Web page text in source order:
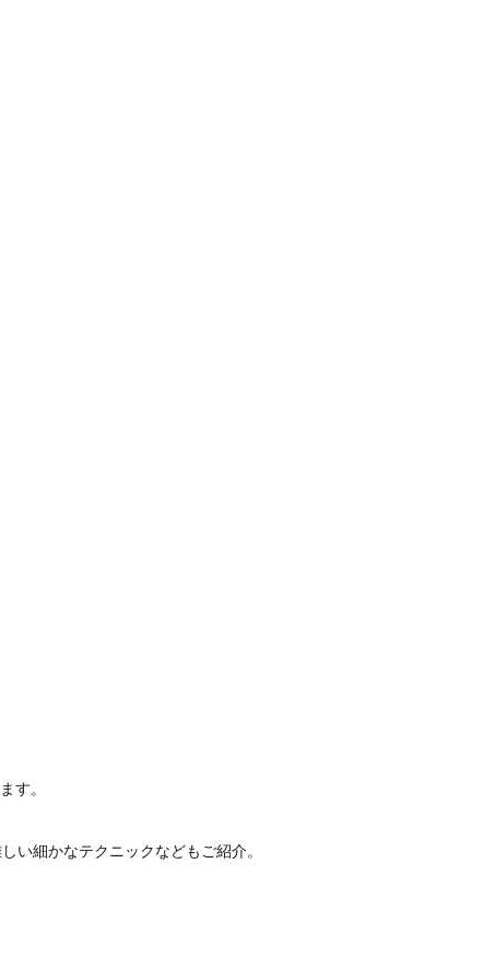
す。
い細かなテクニックなどもご紹介。